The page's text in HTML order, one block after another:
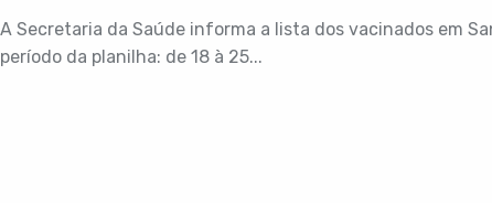
A Secretaria da Saúde informa a lista dos vacinados em
período da planilha: de 18 à 25...